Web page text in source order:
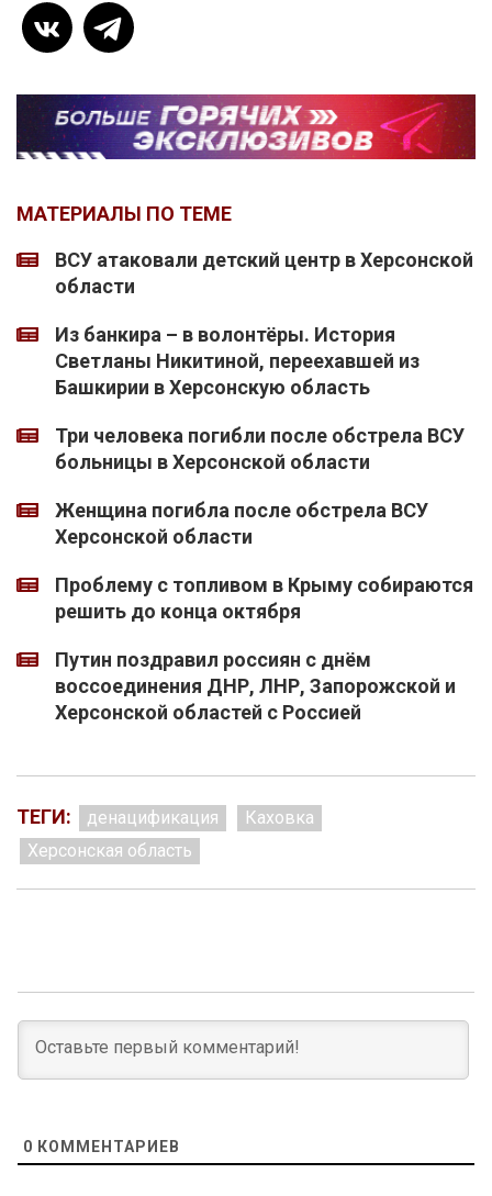
МАТЕРИАЛЫ ПО ТЕМЕ
ВСУ атаковали детский центр в Херсонской
области
Из банкира – в волонтёры. История
Светланы Никитиной, переехавшей из
Башкирии в Херсонскую область
Три человека погибли после обстрела ВСУ
больницы в Херсонской области
Женщина погибла после обстрела ВСУ
Херсонской области
Проблему с топливом в Крыму собираются
решить до конца октября
Путин поздравил россиян с днём
воссоединения ДНР, ЛНР, Запорожской и
Херсонской областей с Россией
ТЕГИ: денацификация
Каховка
Херсонская область
0 КОММЕНТАРИЕВ